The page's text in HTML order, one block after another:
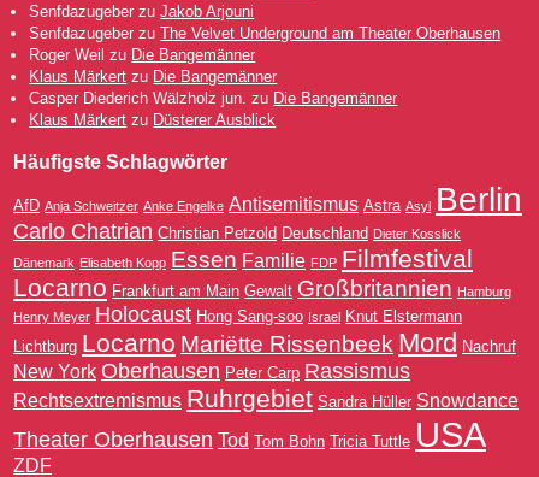
Senfdazugeber zuJakob Arjouni
Senfdazugeber zuThe Velvet Underground am Theater Oberhausen
Roger Weil zu Die Bangemänner
Klaus Märkert zu Die Bangemänner
Casper Diederich Wälzholz jun. zu Die Bangemänner
Klaus Märkert zu Düsterer Ausblick
Häufigste Schlagwörter
AfD Anja Schweitzer Anke Engelke Antisemitismus Astra Asyl Berlin
Carlo Chatrian Christian Petzold Deutschland Dieter Kosslick
Dänemark Elisabeth Kopp Essen Familie FDP Filmfestival
Locarno Frankfurt am Main Gewalt Großbritannien Hamburg
Henry Meyer Holocaust Hong Sang-soo Israel Knut Elstermann
Lichtburg Locarno Mariëtte Rissenbeek Mord Nachruf
New York Oberhausen Peter Carp Rassismus
Rechtsextremismus Ruhrgebiet Sandra Hüller Snowdance
Theater Oberhausen Tod Tom Bohn Tricia Tuttle USA
ZDF